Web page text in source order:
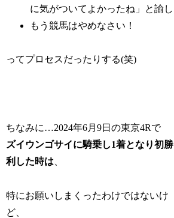
に気がついてよかったね」と諭し
もう競馬はやめなさい！
ってプロセスだったりする(笑)
ちなみに…2024年6月9日の東京4Rで
ズイウンゴサイに騎乗し1着となり初勝
利した時は
特にお願いしまくったわけではないけ
ど、